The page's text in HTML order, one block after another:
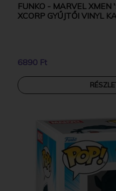
FUNKO - MARVEL XMEN
XCORP GYŰJTŐI VINYL
6890 Ft